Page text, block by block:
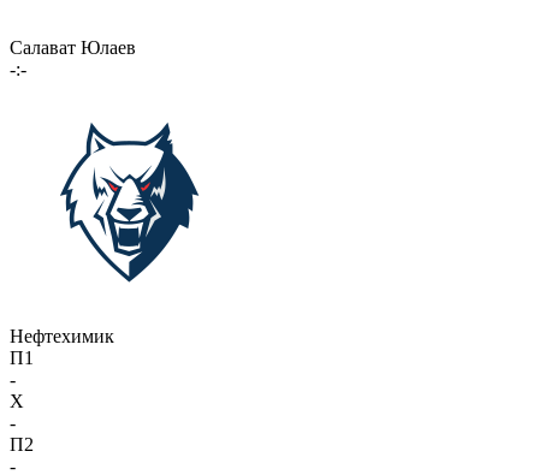
Салават Юлаев
-:-
Нефтехимик
П1
-
X
-
П2
-